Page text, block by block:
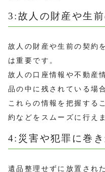
3:故人の財産や生
故人の財産や生前の契約
は重要です。
故人の口座情報や不動産
品の中に残されている場
これらの情報を把握する
約などをスムーズに行え
4:災害や犯罪に巻
遺品整理せずに放置され